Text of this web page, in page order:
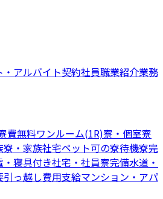
・アルバイト契約社員職業紹介業務
費無料ワンルーム(1R)寮・個室寮
寮・家族社宅ペット可の寮待機寮完
寝具付き社宅・社員寮完備水道・
引っ越し費用支給マンション・アパ